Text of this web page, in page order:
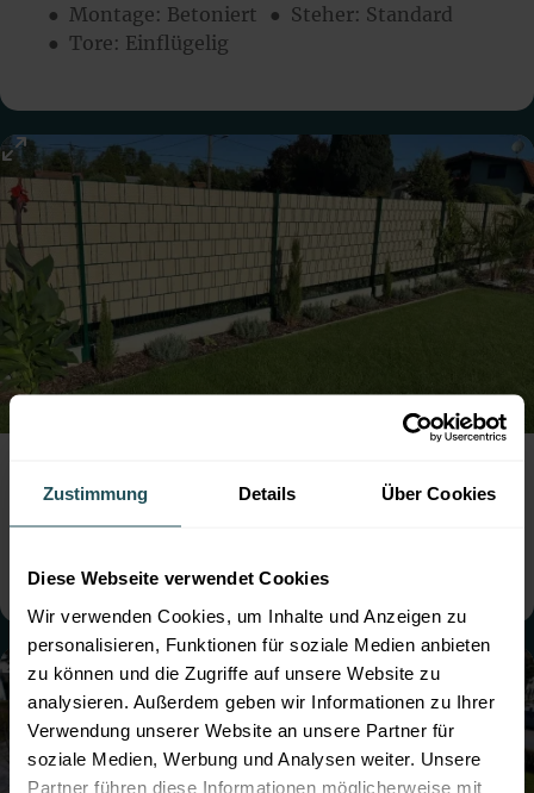
Zustimmung Details Über Cookies
Diese Webseite verwendet Cookies
Wir verwenden Cookies, um Inhalte und Anzeigen zu
personalisieren, Funktionen für soziale Medien anbieten
zu können und die Zugriffe auf unsere Website zu
analysieren. Außerdem geben wir Informationen zu Ihrer
Verwendung unserer Website an unsere Partner für
soziale Medien, Werbung und Analysen weiter. Unsere
Partner führen diese Informationen möglicherweise mit
● Montage: Betoniert
● Steher: Standard
● Tore: Einflügelig
● Farbe:Moosgrün
● mit Sichtschutz
● Montage:Aufgedübelt